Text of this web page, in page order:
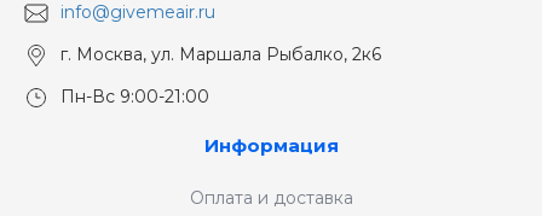
info@givemeair.ru
г. Москва, ул. Маршала Рыбалко, 2к6
Пн-Вс 9:00-21:00
Информация
Оплата и доставка